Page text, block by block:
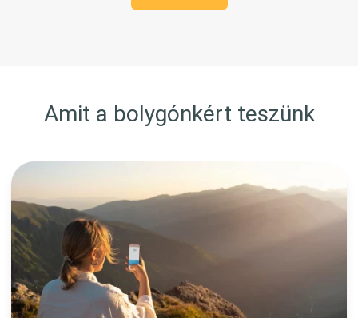
Amit a bolygónkért teszünk